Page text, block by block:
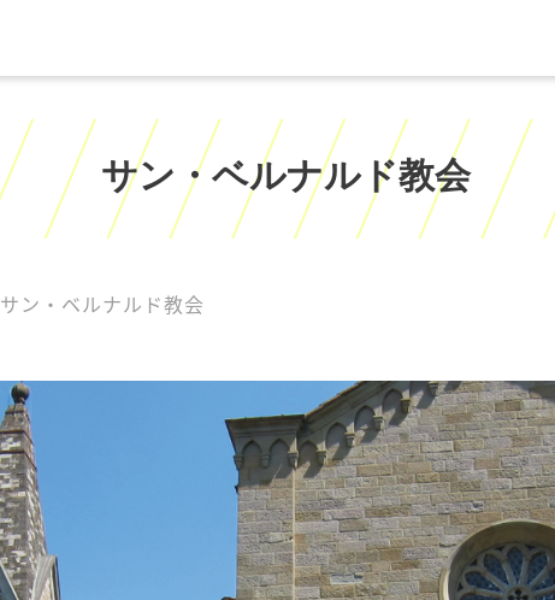
サン・ベルナルド教会
サン・ベルナルド教会